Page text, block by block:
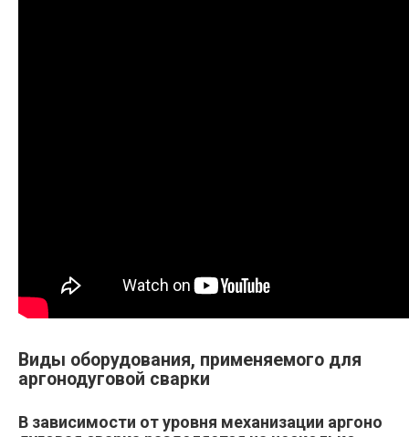
Виды оборудования, применяемого для
аргонодуговой сварки
В зависимости от уровня механизации аргоно